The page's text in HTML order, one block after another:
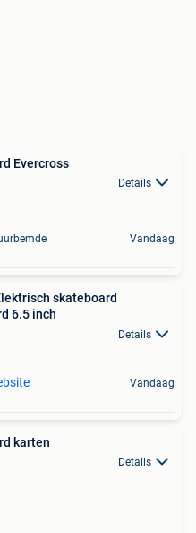
Evercross
Details
Vandaag
6.5 inch
Details
Vandaag
karten
Details